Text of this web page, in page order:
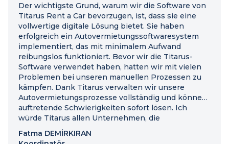
Der wichtigste Grund, warum wir die Software von
Titarus Rent a Car bevorzugen, ist, dass sie eine
vollwertige digitale Lösung bietet. Sie haben
erfolgreich ein Autovermietungssoftwaresystem
implementiert, das mit minimalem Aufwand
reibungslos funktioniert. Bevor wir die Titarus-
Software verwendet haben, hatten wir mit vielen
Problemen bei unseren manuellen Prozessen zu
kämpfen. Dank Titarus verwalten wir unsere
Autovermietungsprozesse vollständig und können
auftretende Schwierigkeiten sofort lösen. Ich
würde Titarus allen Unternehmen, die
Autovermietungen anbieten und ihre Prozesse
digitalisieren möchten, uneingeschränkt
Fatma DEMİRKIRAN